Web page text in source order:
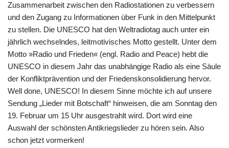
Zusammenarbeit zwischen den Radiostationen zu verbessern
und den Zugang zu Informationen über Funk in den Mittelpunkt
zu stellen. Die UNESCO hat den Weltradiotag auch unter ein
jährlich wechselndes, leitmotivisches Motto gestellt. Unter dem
Motto »Radio und Frieden« (engl. Radio and Peace) hebt die
UNESCO in diesem Jahr das unabhängige Radio als eine Säule
der Konfliktprävention und der Friedenskonsolidierung hervor.
Well done, UNESCO! In diesem Sinne möchte ich auf unsere
Sendung „Lieder mit Botschaft“ hinweisen, die am Sonntag den
19. Februar um 15 Uhr ausgestrahlt wird. Dort wird eine
Auswahl der schönsten Antikriegslieder zu hören sein. Also
schon jetzt vormerken!